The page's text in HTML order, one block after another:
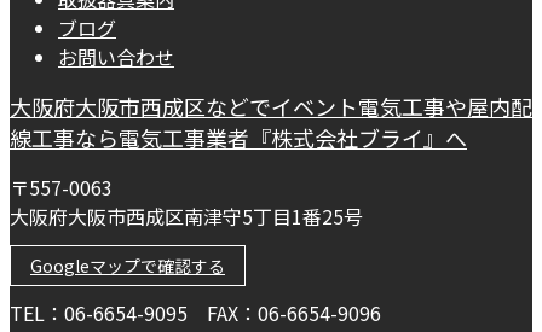
ブログ
お問い合わせ
大阪府大阪市西成区などでイベント電気工事や屋内配
線工事なら電気工事業者『株式会社ブライ』へ
〒557-0063
大阪府大阪市西成区南津守5丁目1番25号
Googleマップで確認する
TEL：06-6654-9095 FAX：06-6654-9096